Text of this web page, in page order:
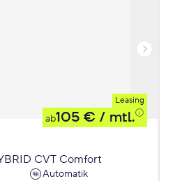
Leasing
ab105 € / mtl.
CVT Comfort
Automatik